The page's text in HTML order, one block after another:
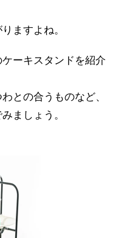
ますよね。
ーキスタンドを紹介
との合うものなど、
ましょう。